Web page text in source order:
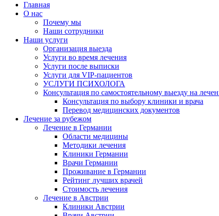
Главная
О нас
Почему мы
Наши сотрудники
Наши услуги
Организация выезда
Услуги во время лечения
Услуги после выписки
Услуги для VIP-пациентов
УСЛУГИ ПСИХОЛОГА
Консультация по самостоятельному выезду на
Консультация по выбору клиники и врача
Перевод медицинских документов
Лечение за рубежом
Лечение в Германии
Области медицины
Методики лечения
Клиники Германии
Врачи Германии
Проживание в Германии
Рейтинг лучших врачей
Стоимость лечения
Лечение в Австрии
Клиники Австрии